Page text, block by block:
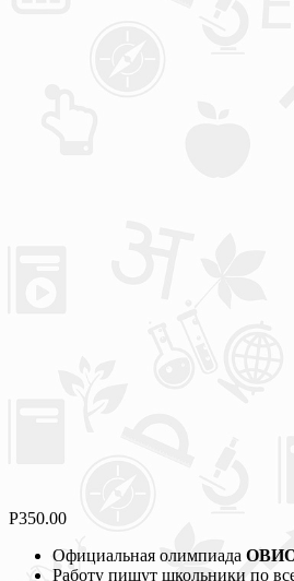
Р350.00
Официальная олимпиада ОВИО
Работу пишут школьники по